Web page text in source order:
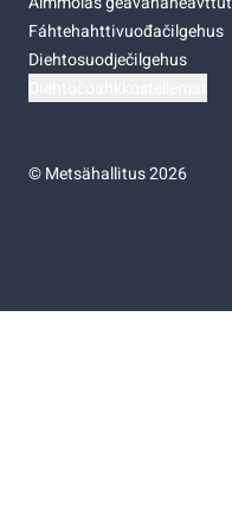
Fáhtehahttivuođačilgehus
Diehtosuodječilgehus
©Metsähallitus 2026